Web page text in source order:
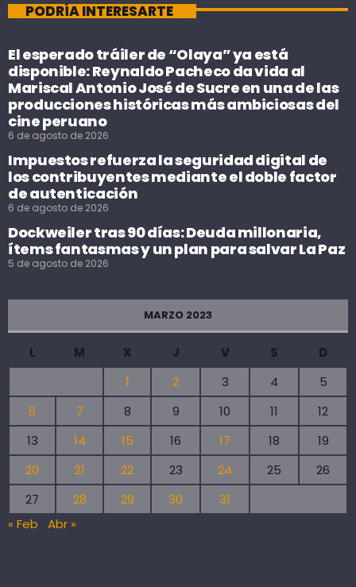
PODRÍA INTERESARTE
El esperado tráiler de “Olaya” ya está
disponible: Reynaldo Pacheco da vida al
Mariscal Antonio José de Sucre en una de las
producciones históricas más ambiciosas del
cine peruano
6 de agosto de 2026
Impuestos refuerza la seguridad digital de
los contribuyentes mediante el doble factor
de autenticación
6 de agosto de 2026
Dockweiler tras 90 días: Deuda millonaria,
ítems fantasmas y un plan para salvar La Paz
5 de agosto de 2026
MARZO 2023
L M X J V S
D
1
2 3 4
5
6
7 8 9 10 11
12
13
14 15 16 17 18
19
20
21 22 23 24 25
26
27
28 29 30
31
« Feb
Abr »